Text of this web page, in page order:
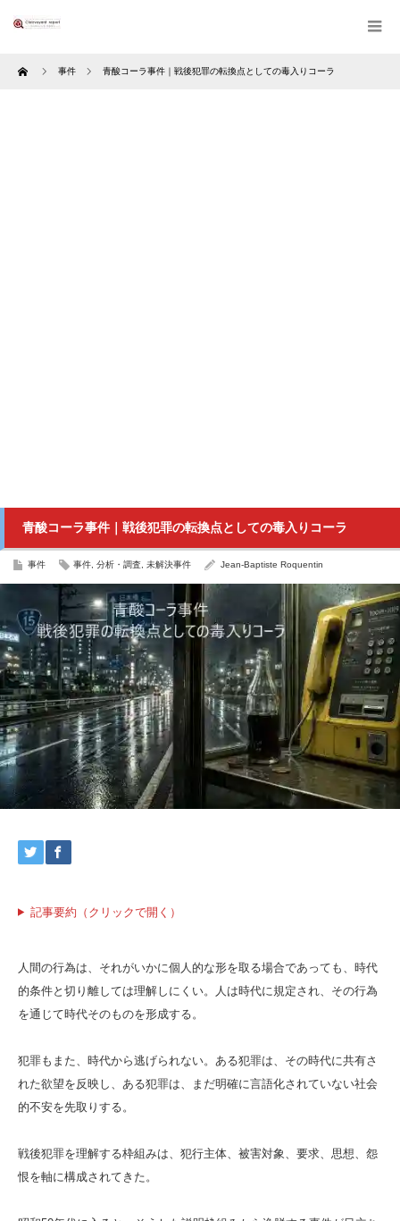
Home 事件 青酸コーラ事件｜戦後犯罪の転換点としての毒入りコーラ
青酸コーラ事件｜戦後犯罪の転換点としての毒入りコーラ
事件 事件 分析・調査 未解決事件 Jean-Baptiste Roquentin
記事要約（クリックで開く）
人間の行為は、それがいかに個人的な形を取る場合であっても、時代
的条件と切り離しては理解しにくい。人は時代に規定され、その行為
を通じて時代そのものを形成する。
犯罪もまた、時代から逃げられない。ある犯罪は、その時代に共有さ
れた欲望を反映し、ある犯罪は、まだ明確に言語化されていない社会
的不安を先取りする。
戦後犯罪を理解する枠組みは、犯行主体、被害対象、要求、思想、怨
恨を軸に構成されてきた。